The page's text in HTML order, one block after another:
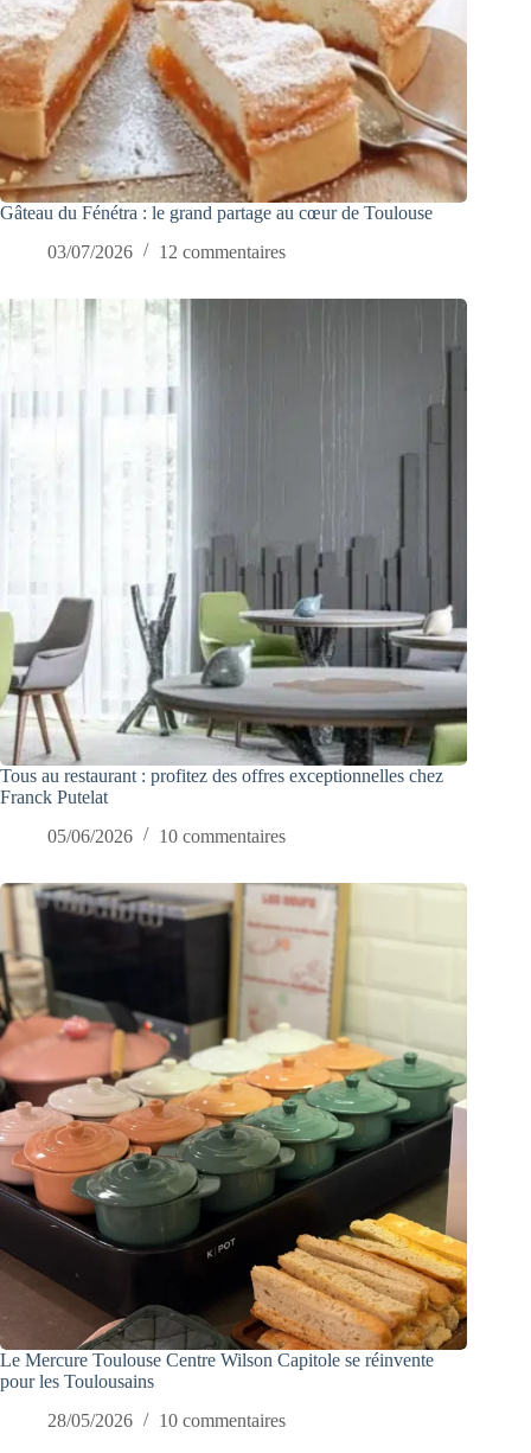
Gâteau du Fénétra : le grand partage au cœur de Toulouse
03/07/2026
12 commentaires
Tous au restaurant : profitez des offres exceptionnelles chez
Franck Putelat
05/06/2026
10 commentaires
Le Mercure Toulouse Centre Wilson Capitole se réinvente
pour les Toulousains
28/05/2026
10 commentaires